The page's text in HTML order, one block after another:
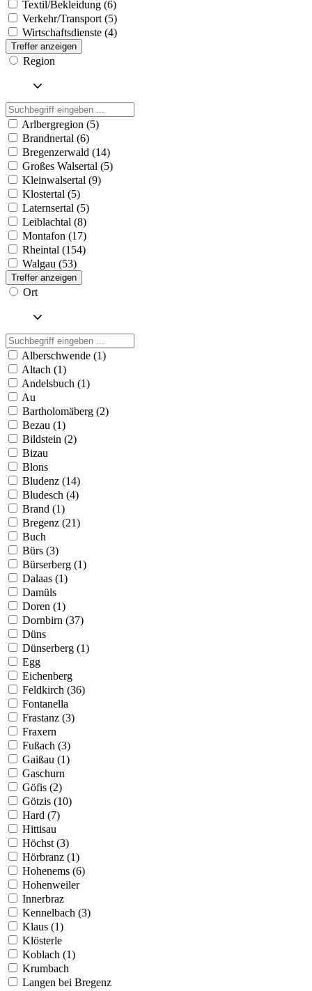
Textil/Bekleidung (6)
Verkehr/Transport (5)
Wirtschaftsdienste (4)
Treffer anzeigen
Region
Arlbergregion (5)
Brandnertal (6)
Bregenzerwald (14)
Großes Walsertal (5)
Kleinwalsertal (9)
Klostertal (5)
Laternsertal (5)
Leiblachtal (8)
Montafon (17)
Rheintal (154)
Walgau (53)
Treffer anzeigen
Ort
Alberschwende (1)
Altach (1)
Andelsbuch (1)
Au
Bartholomäberg (2)
Bezau (1)
Bildstein (2)
Bizau
Blons
Bludenz (14)
Bludesch (4)
Brand (1)
Bregenz (21)
Buch
Bürs (3)
Bürserberg (1)
Dalaas (1)
Damüls
Doren (1)
Dornbirn (37)
Düns
Dünserberg (1)
Egg
Eichenberg
Feldkirch (36)
Fontanella
Frastanz (3)
Fraxern
Fußach (3)
Gaißau (1)
Gaschurn
Göfis (2)
Götzis (10)
Hard (7)
Hittisau
Höchst (3)
Hörbranz (1)
Hohenems (6)
Hohenweiler
Innerbraz
Kennelbach (3)
Klaus (1)
Klösterle
Koblach (1)
Krumbach
Langen bei Bregenz